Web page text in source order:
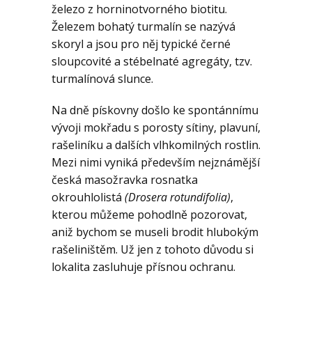
železo z horninotvorného biotitu.
Železem bohatý turmalín se nazývá
skoryl a jsou pro něj typické černé
sloupcovité a stébelnaté agregáty, tzv.
turmalínová slunce.
Na dně pískovny došlo ke spontánnímu
vývoji mokřadu s porosty sítiny, plavuní,
rašeliníku a dalších vlhkomilných rostlin.
Mezi nimi vyniká především nejznámější
česká masožravka rosnatka
okrouhlolistá (Drosera rotundifolia),
kterou můžeme pohodlně pozorovat,
aniž bychom se museli brodit hlubokým
rašeliništěm. Už jen z tohoto důvodu si
lokalita zasluhuje přísnou ochranu.